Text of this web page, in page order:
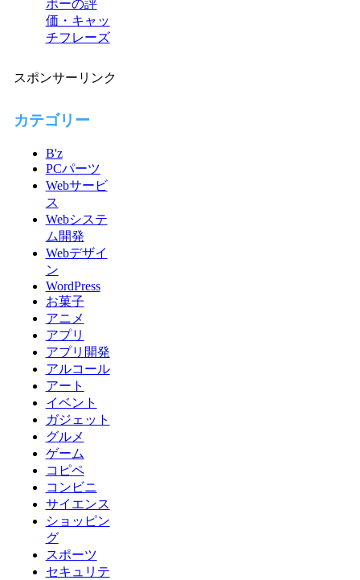
ボーの評
価・キャッ
チフレーズ
スポンサーリンク
カテゴリー
B'z
PCパーツ
Webサービ
ス
Webシステ
ム開発
Webデザイ
ン
WordPress
お菓子
アニメ
アプリ
アプリ開発
アルコール
アート
イベント
ガジェット
グルメ
ゲーム
コピペ
コンビニ
サイエンス
ショッピン
グ
スポーツ
セキュリテ